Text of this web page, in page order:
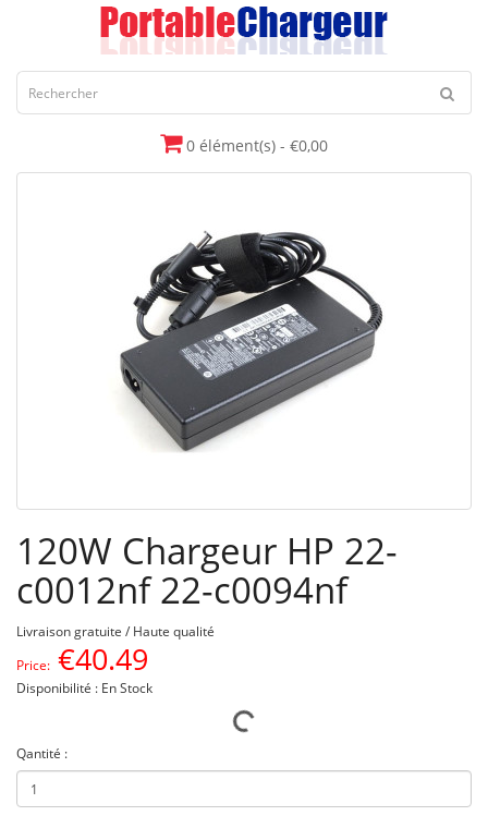
0 élément(s) - €0,00
120W Chargeur HP 22-
c0012nf 22-c0094nf
Livraison gratuite / Haute qualité
Price: €40.49
Disponibilité : En Stock
Qantité :